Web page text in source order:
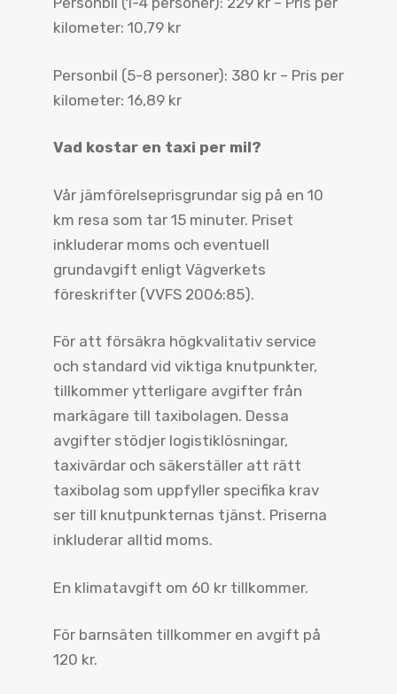
kilometer: 10,79 kr
Personbil (5-8 personer): 380 kr – Pris per
kilometer: 16,89 kr
Vad kostar en taxi per mil?
Vår jämförelseprisgrundar sig på en 10
km resa som tar 15 minuter. Priset
inkluderar moms och eventuell
grundavgift enligt Vägverkets
föreskrifter (VVFS 2006:85).
För att försäkra högkvalitativ service
och standard vid viktiga knutpunkter,
tillkommer ytterligare avgifter från
markägare till taxibolagen. Dessa
avgifter stödjer logistiklösningar,
taxivärdar och säkerställer att rätt
taxibolag som uppfyller specifika krav
ser till knutpunkternas tjänst. Priserna
inkluderar alltid moms.
En klimatavgift om 60 kr tillkommer.
För barnsäten tillkommer en avgift på
120 kr.